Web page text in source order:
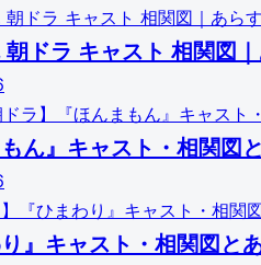
朝ドラ キャスト 相関図
もん』キャスト・相関図
り』キャスト・相関図と